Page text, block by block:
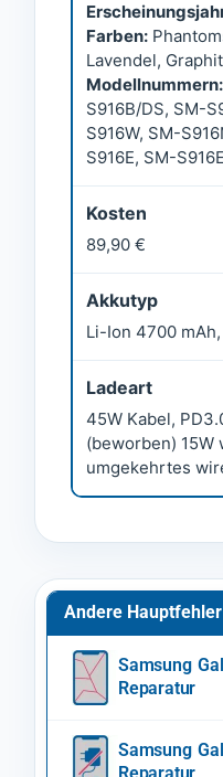
Farben:
Lavendel,
Modellnummern:
S916B/DS, SM-
S916W, SM-
S916E, SM-
Kosten
89,90 €
Akkutyp
Li-Ion 4700
Ladeart
45W Kabel,
(beworben) 15W
umgekehrtes
Andere Hauptfehler
Samsung
Reparatur
Samsung